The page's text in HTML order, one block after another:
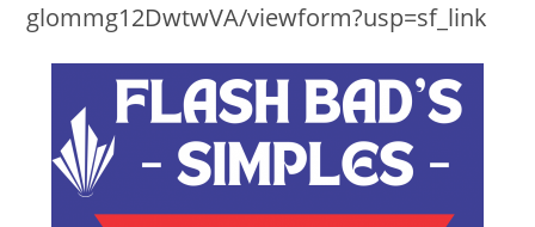
glommg12DwtwVA/viewform?usp=sf_link